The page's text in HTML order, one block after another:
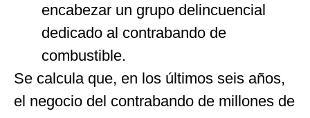
encabezar un grupo delincuencial
dedicado al contrabando de
combustible.
Se calcula que, en los últimos seis años,
el negocio del contrabando de millones de